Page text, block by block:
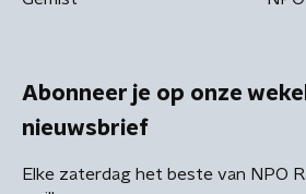
Abonneer je op onze
nieuwsbrief
Elke zaterdag het beste van NPO